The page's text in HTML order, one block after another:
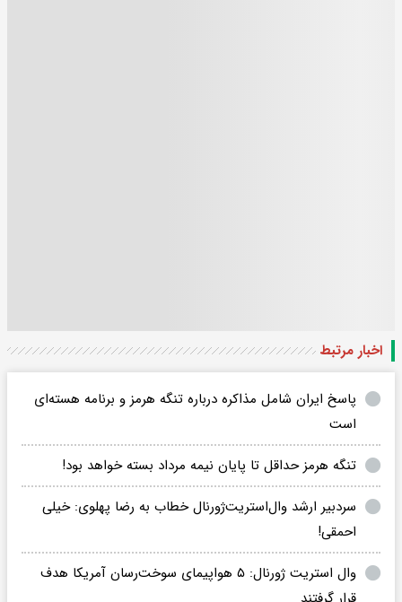
اخبار مرتبط
پاسخ ایران شامل مذاکره درباره تنگه هرمز و برنامه هسته‌ای
است
تنگه هرمز حداقل تا پایان نیمه مرداد بسته خواهد بود!
سردبیر ارشد وال‌استریت‌ژورنال خطاب به رضا پهلوی: خیلی
احمقی!
وال استریت ژورنال: ۵ هواپیمای سوخت‌رسان آمریکا هدف